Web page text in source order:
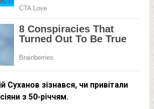
Суханов зізнався, чи привітали
з 50-річчям.